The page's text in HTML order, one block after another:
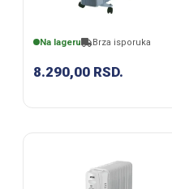
Na lageru Brza isporuka
8.290,00 RSD.